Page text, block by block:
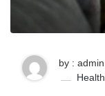
by : admin
Health